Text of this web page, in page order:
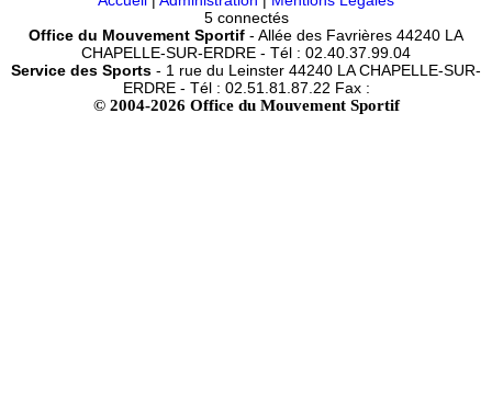
5 connectés
Office du Mouvement Sportif - Allée des Favrières 44240 LA
CHAPELLE-SUR-ERDRE - Tél : 02.40.37.99.04
Service des Sports - 1 rue du Leinster 44240 LA CHAPELLE-SUR-
ERDRE - Tél : 02.51.81.87.22 Fax :
© 2004-2026 Office du Mouvement Sportif